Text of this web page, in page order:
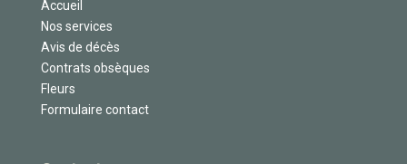
Accueil
Nos services
Avis de décès
Contrats obsèques
Fleurs
Formulaire contact